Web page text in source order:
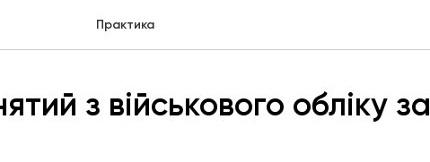
Практика
з військового обліку за